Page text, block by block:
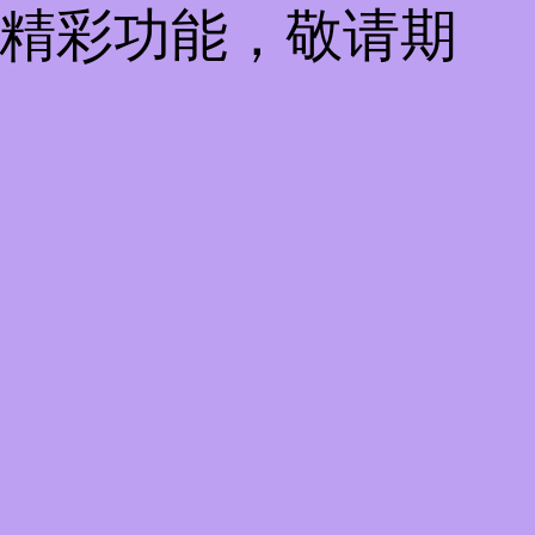
彩功能，敬请期